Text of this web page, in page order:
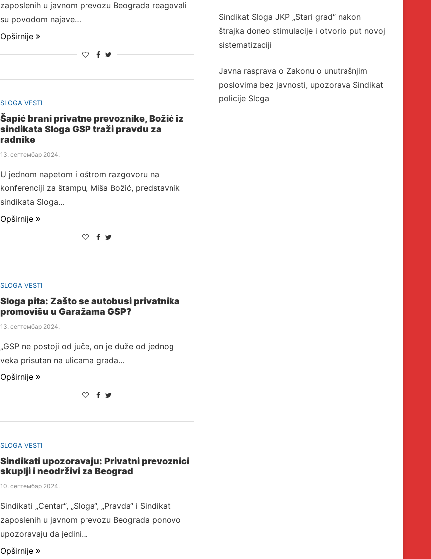
zaposlenih u javnom prevozu Beograda reagovali
su povodom najave…
Opširnije
SLOGA VESTI
Šapić brani privatne prevoznike, Božić iz
sindikata Sloga GSP traži pravdu za
radnike
13. септембар 2024.
U jednom napetom i oštrom razgovoru na
konferenciji za štampu, Miša Božić, predstavnik
sindikata Sloga…
Opširnije
SLOGA VESTI
Sloga pita: Zašto se autobusi privatnika
promovišu u Garažama GSP?
13. септембар 2024.
„GSP ne postoji od juče, on je duže od jednog
veka prisutan na ulicama grada…
Opširnije
SLOGA VESTI
Sindikati upozoravaju: Privatni prevoznici
skuplji i neodrživi za Beograd
10. септембар 2024.
Sindikati „Centar“, „Sloga“, „Pravda“ i Sindikat
zaposlenih u javnom prevozu Beograda ponovo
upozoravaju da jedini…
Opširnije
Sindikat Sloga JKP „Stari grad“ nakon
štrajka doneo stimulacije i otvorio put novoj
sistematizaciji
Javna rasprava o Zakonu o unutrašnjim
poslovima bez javnosti, upozorava Sindikat
policije Sloga